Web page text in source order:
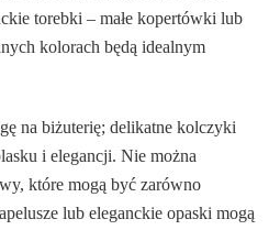
torebki – małe kopertówki lub
kolorach będą idealnym
na biżuterię; delikatne kolczyki
i elegancji. Nie można
które mogą być zarówno
lub eleganckie opaski mogą